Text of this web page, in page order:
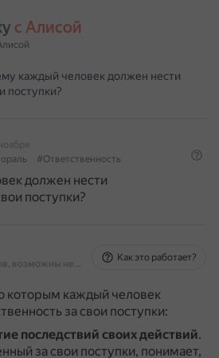
с Алисой
каждый человек должен нести
поступки?
#Ответственность
должен нести
поступки?
На основе источников, возможны неточности
Как это работает?
которым каждый человек
за свои поступки:
последствий своих действий.
за свои поступки, понимает,